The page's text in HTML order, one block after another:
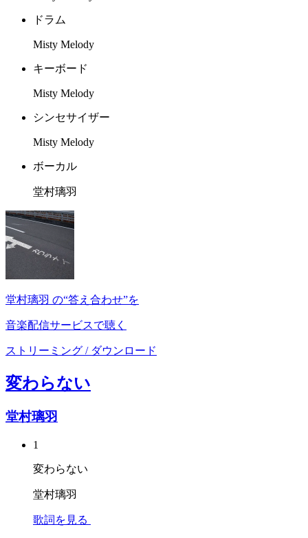
ドラム
Misty Melody
キーボード
Misty Melody
シンセサイザー
Misty Melody
ボーカル
堂村璃羽
堂村璃羽 の“答え合わせ”を
音楽配信サービスで聴く
ストリーミング / ダウンロード
変わらない
堂村璃羽
1
変わらない
堂村璃羽
歌詞を見る